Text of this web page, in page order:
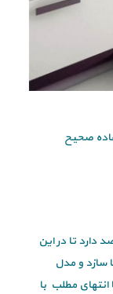
صحیح
دارد تا در این
سازد و مدل
مطلب با